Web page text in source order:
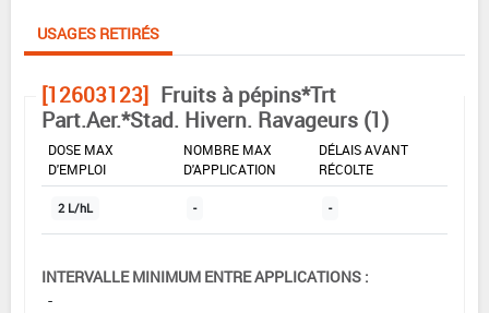
USAGES RETIRÉS
[12603123] Fruits à pépins*Trt
Part.Aer.*Stad. Hivern. Ravageurs (1)
DOSE MAX
D'EMPLOI
NOMBRE MAX
D'APPLICATION
DÉLAIS AVANT
RÉCOLTE
2 L/hL - -
INTERVALLE MINIMUM ENTRE APPLICATIONS :
-